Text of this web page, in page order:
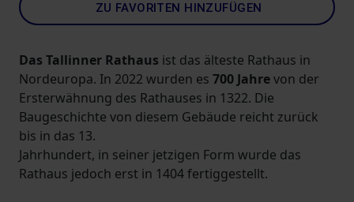
ZU FAVORITEN HINZUFÜGEN
Das Tallinner Rathaus ist das älteste Rathaus in
Nordeuropa. In 2022 wurden es 700 Jahrevon der
Ersterwähnung des Rathauses in 1322. Die
Baugeschichte von diesem Gebäude reicht zurück
bis in das 13.
Jahrhundert, in seiner jetzigen Form wurde das
Rathaus jedoch erst in 1404 fertiggestellt.